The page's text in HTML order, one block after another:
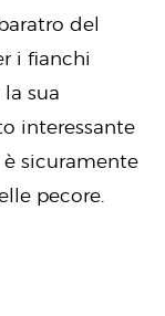
del
i fianchi
sua
interessante
sicuramente
pecore.